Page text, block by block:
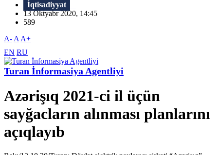
İqtisadiyyat
13 Oktyabr 2020, 14:45
589
A- A A+
EN RU
Turan İnformasiya Agentliyi
Azərişıq 2021-ci il üçün
sayğacların alınması planlarını
açıqlayıb